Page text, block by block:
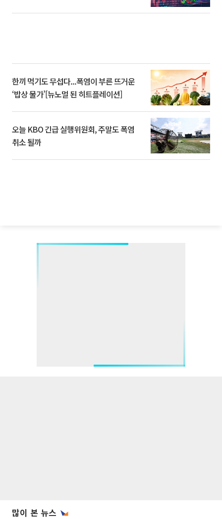
한끼 먹기도 무섭다...폭염이 부른 뜨거운
‘밥상 물가’[뉴노멀 된 히트플레이션]
오늘 KBO 긴급 실행위원회, 주말도 폭염
취소 될까
많이 본 뉴스